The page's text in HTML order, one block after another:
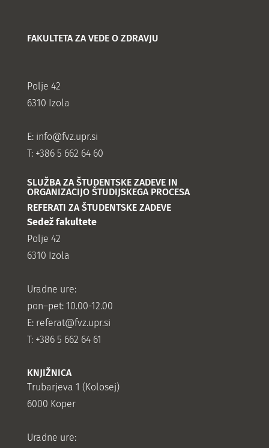
FAKULTETA ZA VEDE O ZDRAVJU
Polje 42
6310 Izola
E: info@fvz.upr.si
T: +386 5 662 64 60
SLUŽBA ZA ŠTUDENTSKE ZADEVE IN
ORGANIZACIJO ŠTUDIJSKEGA PROCESA
REFERATI ZA ŠTUDENTSKE ZADEVE
Sedež fakultete
Polje 42
6310 Izola
Uradne ure:
pon–pet: 10.00-12.00
E: referat@fvz.upr.si
T: +386 5 662 64 61
KNJIŽNICA
Trubarjeva 1 (Kolosej)
6000 Koper
Uradne ure: